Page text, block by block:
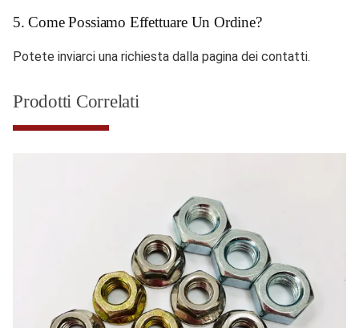
5. Come Possiamo Effettuare Un Ordine?
Potete inviarci una richiesta dalla pagina dei contatti.
Prodotti Correlati